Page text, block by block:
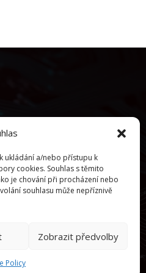
ukládání a/nebo přístupu k
cookies. Souhlas s těmito
je chování při procházení nebo
souhlasu může nepříznivě
Zobrazit předvolby
Policy